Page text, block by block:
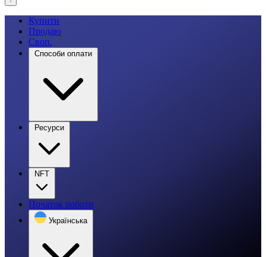
Купити
Продаю
Своп.
Способи оплати
Ресурси
NFT
Початок роботи
Українська